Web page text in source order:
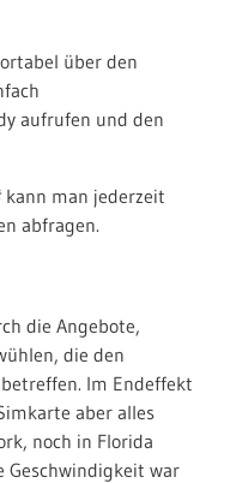
über den
aufrufen und den
kann man jederzeit
abfragen.
die Angebote,
die den
Im Endeffekt
aber alles
noch in Florida
Geschwindigkeit war